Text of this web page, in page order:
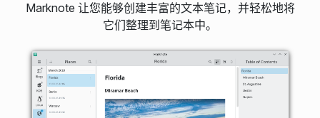
Marknote 让您能够创建丰富的文本笔记，并轻松地将
它们整理到笔记本中。